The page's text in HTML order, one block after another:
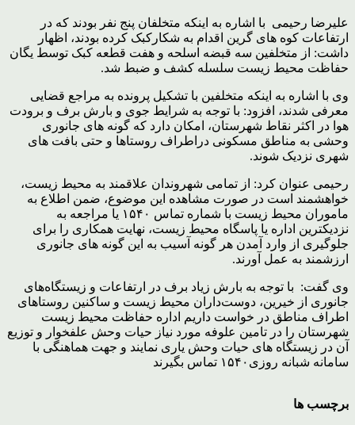
علیرضا رحیمی با اشاره به اینکه متخلفان پنج نفر بودند که در
ارتفاعات کوه های گرین اقدام به شکارکبک کرده بودند، اظهار
داشت: از متخلفین سه قبضه اسلحه و هفت قطعه کبک توسط یگان
حفاظت محیط زیست سلسله کشف و ضبط شد.
وی با اشاره به اینکه متخلفین با تشکیل پرونده به مراجع قضایی
معرفی شدند، افزود: با توجه به شرایط جوی و بارش برف و برودت
هوا در اکثر نقاط شهرستان، امکان دارد که گونه های جانوری
وحشی به مناطق مسکونی دراطراف روستاها و حتی بافت های
شهری نزدیک شوند.
رحیمی عنوان کرد: از تمامی شهروندان علاقمند به محیط زیست،
خواهشمند است در صورت مشاهده این موضوع، ضمن اطلاع به
ماموران محیط زیست با شماره تماس ۱۵۴۰ یا مراجعه به
نزدیکترین اداره یا پاسگاه محیط زیست، نهایت همکاری را برای
جلوگیری از وارد آمدن هر گونه آسیب به این گونه های جانوری
ارزشمند به عمل آورند.
وی گفت: با توجه به بارش زیاد برف در ارتفاعات و زیستگاه‌های
جانوری از خیرین، دوست‌داران محیط زیست و ساکنین روستاهای
اطراف مناطق در خواست داریم اداره حفاظت محیط زیست
شهرستان را در تامین علوفه مورد نیاز حیات وحش علفخوار و توزیع
آن در زیستگاه های حیات وحش یاری نمایند و جهت هماهنگی با
سامانه شبانه روزی۱۵۴۰ تماس بگیرند
برچسب ها